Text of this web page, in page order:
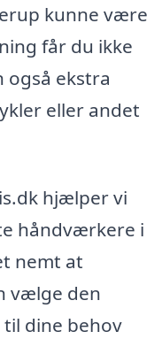
kunne være
får du ikke
også ekstra
eller andet
hjælper vi
håndværkere i
nemt at
vælge den
dine behov